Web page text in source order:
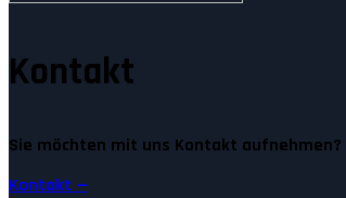
Kontakt
Sie möchten mit uns Kontakt aufnehmen?
Kontakt —